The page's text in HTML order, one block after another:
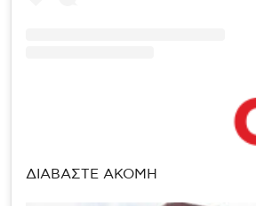
ΔΙΑΒΑΣΤΕ ΑΚΟΜΗ